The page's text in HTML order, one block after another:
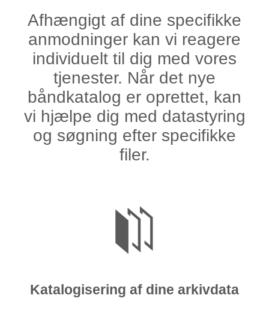
Afhængigt af dine specifikke
anmodninger kan vi reagere
individuelt til dig med vores
tjenester. Når det nye
båndkatalog er oprettet, kan
vi hjælpe dig med datastyring
og søgning efter specifikke
filer.
Katalogisering af dine arkivdata